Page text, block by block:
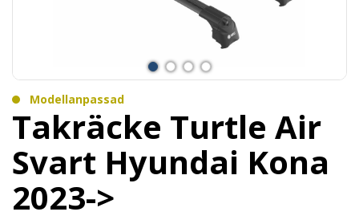
Modellanpassad
Takräcke Turtle Air
Svart Hyundai Kona
2023->